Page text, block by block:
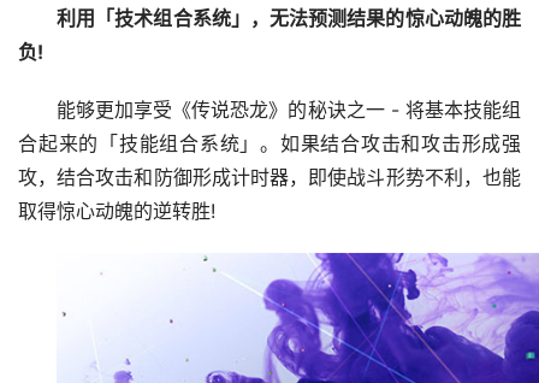
利用「技术组合系统」，无法预测结果的惊心动魄的胜
负!
能够更加享受《传说恐龙》的秘诀之一 - 将基本技能组
合起来的「技能组合系统」。如果结合攻击和攻击形成强
攻，结合攻击和防御形成计时器，即使战斗形势不利，也能
取得惊心动魄的逆转胜!